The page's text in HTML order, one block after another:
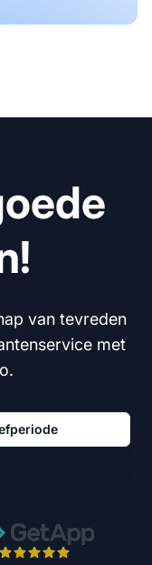
van tevreden
met